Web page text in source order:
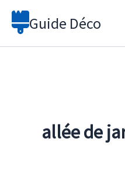
Aller
Guide Déco
allée de